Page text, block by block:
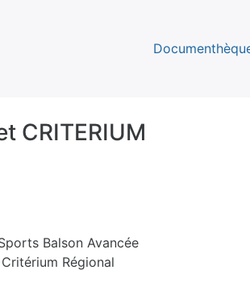
CRITERIUM
Balson Avancée
Régional